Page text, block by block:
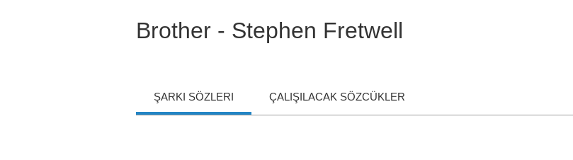
Brother - Stephen Fretwell
ŞARKI SÖZLERI ÇALIŞILACAK SÖZCÜKLER